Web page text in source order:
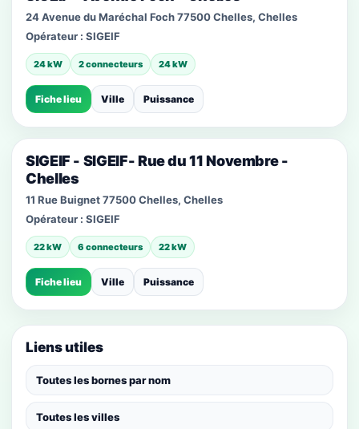
24 Avenue du Maréchal Foch 77500 Chelles, Chelles
Opérateur : SIGEIF
24 kW 2 connecteurs 24 kW
Fiche lieu Ville Puissance
SIGEIF - SIGEIF- Rue du 11 Novembre -
Chelles
11 Rue Buignet 77500 Chelles, Chelles
Opérateur : SIGEIF
22 kW 6 connecteurs 22 kW
Fiche lieu Ville Puissance
Liens utiles
Toutes les bornes par nom
Toutes les villes